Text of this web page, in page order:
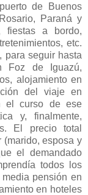
de Buenos
Paraná y
fiestas a bordo,
etc.
para seguir hasta
Foz de Iguazú,
alojamiento en
del viaje en
el curso de ese
y, finalmente,
El precio total
(marido, esposa y
el demandado
todos los
pensión en
en hoteles